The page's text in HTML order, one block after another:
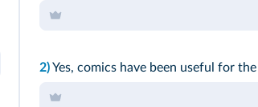
2)Yes, comics have been useful for